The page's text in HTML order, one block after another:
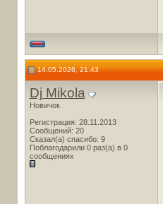
14.05.2026, 21:43
Dj Mikola
Новичок
Регистрация: 28.11.2013
Сообщений: 20
Сказал(а) спасибо: 9
Поблагодарили 0 раз(а) в 0
сообщениях